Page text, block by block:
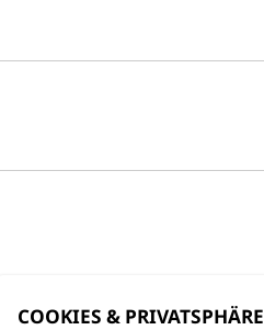
COOKIES & PRIVATSPHÄRE